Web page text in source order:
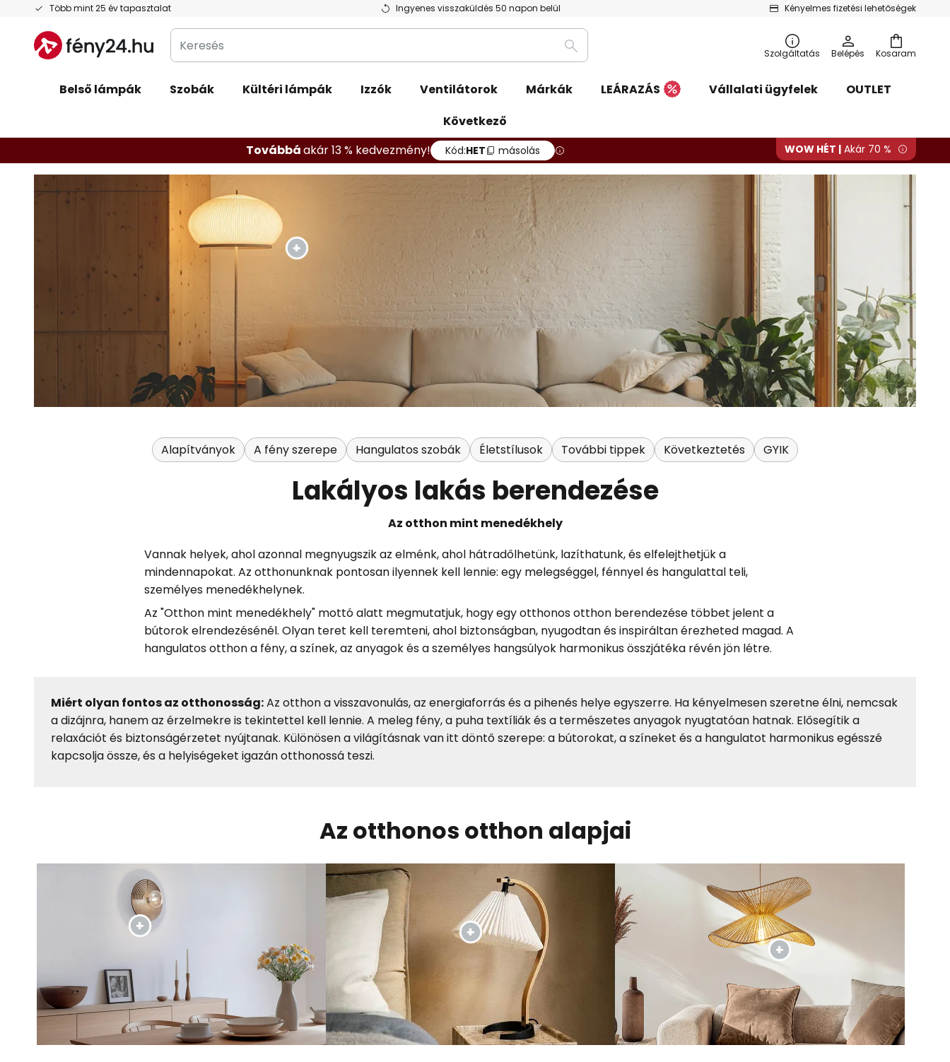
Több mint 25 év tapasztalat Ingyenes visszaküldés 50 napon belül Kényelmes fizetési lehetőségek
Ugrás
tartalomhoz
Kosaram
Keresés
Keresés
Szolgáltatás Belépés
Belső lámpák Szobák Kültéri lámpák Izzók Ventilátorok Márkák LEÁRAZÁS Vállalati ügyfelek
OUTLET
Következő
Továbbáakár 13 % kedvezmény! Kód:HET másolás WOW HÉT | Akár 70 %
Alapítványok A fény szerepe Hangulatos szobák Életstílusok További tippek Következtetés GYIK
Lakályos lakás berendezése
Az otthon mint menedékhely
Vannak helyek, ahol azonnal megnyugszik az elménk, ahol hátradőlhetünk, lazíthatunk, és elfelejthetjük a
mindennapokat. Az otthonunknak pontosan ilyennek kell lennie: egy melegséggel, fénnyel és hangulattal teli,
személyes menedékhelynek.
Az "Otthon mint menedékhely" mottó alatt megmutatjuk, hogy egy otthonos otthon berendezése többet jelent a
bútorok elrendezésénél. Olyan teret kell teremteni, ahol biztonságban, nyugodtan és inspiráltan érezheted magad. A
hangulatos otthon a fény, a színek, az anyagok és a személyes hangsúlyok harmonikus összjátéka révén jön létre.
Miért olyan fontos az otthonosság:Az otthon a visszavonulás, az energiaforrás és a pihenés helye egyszerre. Ha kényelmesen szeretne élni, nemcsak
a dizájnra, hanem az érzelmekre is tekintettel kell lennie. A meleg fény, a puha textíliák és a természetes anyagok nyugtatóan hatnak. Elősegítik a
relaxációt és biztonságérzetet nyújtanak. Különösen a világításnak van itt döntő szerepe: a bútorokat, a színeket és a hangulatot harmonikus egésszé
kapcsolja össze, és a helyiségeket igazán otthonossá teszi.
Az otthonos otthon alapjai